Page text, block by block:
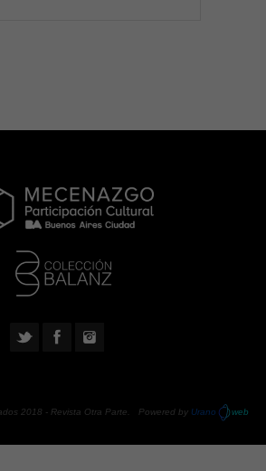
2018 - Revista Otra Parte . Powered by Urano web